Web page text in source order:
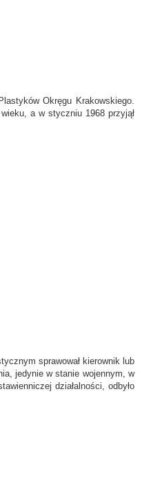
Okręgu Krakowskiego.
a w styczniu 1968 przyjął
sprawował kierownik lub
jedynie w stanie wojennym, w
działalności, odbyło